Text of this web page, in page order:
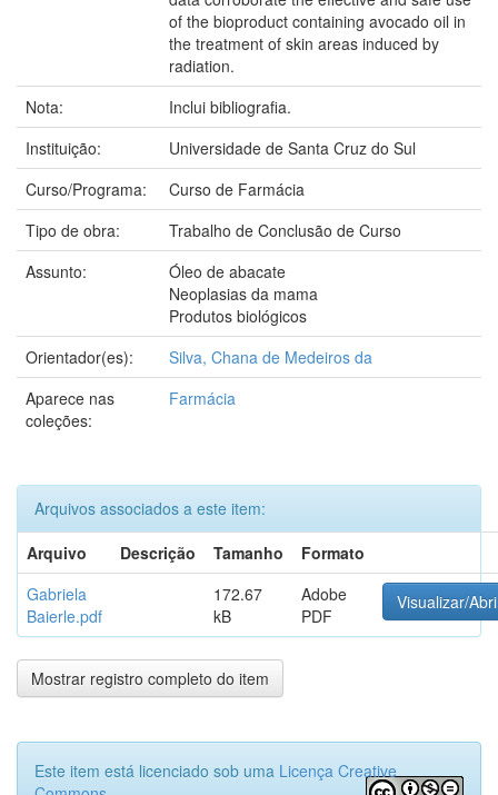
of the bioproduct containing avocado oil in
the treatment of skin areas induced by
radiation.
Nota:
Inclui bibliografia.
Instituição:
Universidade de Santa Cruz do Sul
Curso/Programa:
Curso de Farmácia
Tipo de obra:
Trabalho de Conclusão de Curso
Assunto:
Óleo de abacate
Neoplasias da mama
Produtos biológicos
Orientador(es):
Silva, Chana de Medeiros da
Aparece nas
coleções:
Farmácia
Arquivos associados a este item:
Arquivo
Descrição Tamanho
Formato
Gabriela
Baierle.pdf
172.67
kB
Adobe
PDF
Visualizar/
Mostrar registro completo do item
Este item está licenciado sob uma Licença Creative